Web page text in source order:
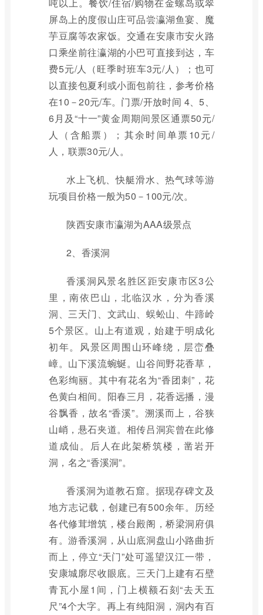
屏岛上的度假山庄可品尝瀛湖鱼宴、魔
芋豆腐等农家饭。交通在安康市安火路
口乘坐前往瀛湖的小巴可直接到达，车
费5元/人（旺季时班车3元/人）；也可
以直接包夏利或小面包前往，参考价格
在10－20元/车。门票/开放时间 4、5、
6月及“十一”黄金周期间景区通票50元/
人（含船票）；其余时间单票10元/
人，联票30元/人。
水上飞机、快艇滑水、热气球等游
玩项目价格一般为50－100元/次。
陕西安康市瀛湖为AAA级景点
2、香溪洞
香溪洞风景名胜区距安康市区3公
里，南依巴山，北临汉水，分为香溪
洞、三天门、文武山、蜈蚣山、牛蹄岭
5个景区。山上有道观，始建于明成化
初年。风景区周围山环峰绕，层峦叠
嶂。山下溪流蜿蜒。山谷间野花香草，
色彩绚丽。其中有花名为“香团刺”，花
色黄白相间。阳春三月，花香远播，漫
谷飘香，故名“香溪”。溯溪而上，谷狭
山峭，悬石夹道。相传吕洞宾曾在此修
道成仙。后人在此架桥筑楼，凿岩开
洞，名之“香溪洞”。
香溪洞为道教石窟。据现存碑文及
地方志记载，创建已有500余年。历经
各代修茸增筑，楼台殿阁，桥梁洞府俱
有。游香溪洞，从山底洞盘山小路曲折
而上，停立“天门”处可遥望汉江一带，
安康城廓尽收眼底。三天门上建有石壁
青瓦小屋1间，门上横额石刻“去天五
尺”4个大字。再上有纯阳洞，洞内有百